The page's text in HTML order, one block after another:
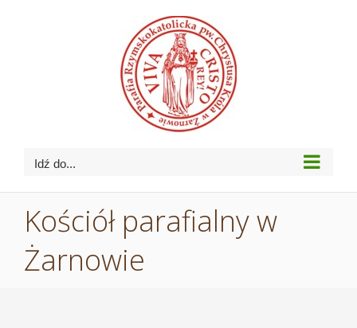
Idź do...
Kościół parafialny w
Żarnowie